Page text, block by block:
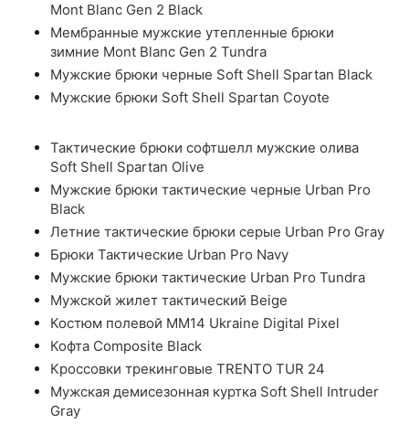
Mont Blanc Gen 2 Black
Мембранные мужские утепленные брюки
зимние Mont Blanc Gen 2 Tundra
Мужские брюки черные Soft Shell Spartan Black
Мужские брюки Soft Shell Spartan Coyote
Тактические брюки софтшелл мужские олива
Soft Shell Spartan Olive
Мужские брюки тактические черные Urban Pro
Black
Летние тактические брюки серые Urban Pro Gray
Брюки Тактические Urban Pro Navy
Мужские брюки тактические Urban Pro Tundra
Мужской жилет тактический Beige
Костюм полевой ММ14 Ukraine Digital Pixel
Кофта Composite Black
Кроссовки трекинговые TRENTO TUR 24
Мужская демисезонная куртка Soft Shell Intruder
Gray